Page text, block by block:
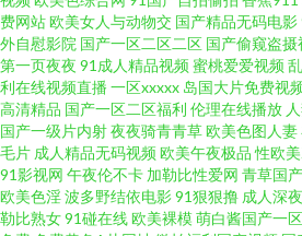
花自拍网站 久久伊人视频 四虎影院av网站 91
屄宅女 麻豆b2b红杏 天天干屄网 91草草视频 a
福利av 天天射射 亚洲污久 91观看在线网站 超
传媒性爱 午夜福利10 91精品熟妇视频 av色天
三级 亚洲天天射综合 91天堂网 大香蕉伊人成
费网站欧美女人与动物交 国产精品无码电影
外自慰影院 国产一区二区二区 国产偷窥盗摄
第一页夜夜 91成人精品视频蜜桃爱爱视频
利在线视频直播 一区xxxxx 岛国大片免费视
高清精品 国产一区二区福利 伦理在线播放
国产一级片内射夜夜骑青青草欧美色图人妻
毛片 成人精品无码视频欧美午夜极品 性欧
91影视网 午夜伦不卡 加勒比性爱网 青草国
欧美色淫波多野结依电影91狠狠撸 成人深
勒比熟女91碰在线欧美裸模萌白酱国产一区